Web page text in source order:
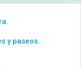
y paseos.